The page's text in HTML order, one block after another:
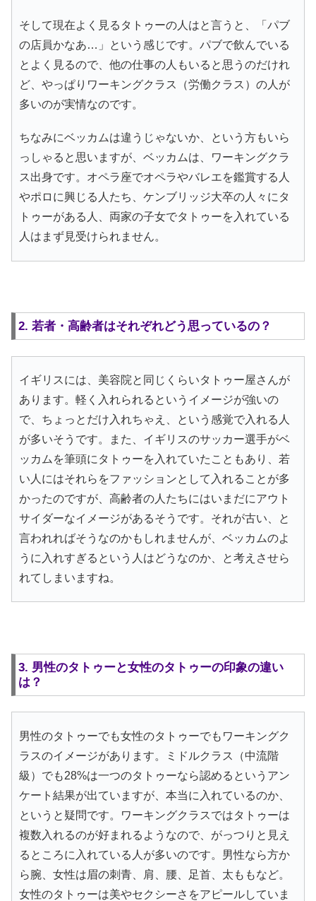
そして現在よく見るタトゥーの人はと言うと、「パブ
の店員かなあ…」という感じです。パブで飲んでいる
とよく見るので、他の仕事の人もいると思うのだけれ
ど、やっぱりワーキングクラス（労働クラス）の人が
多いのが実情なのです。
ちなみにベッカムは違うじゃないか、という方もいら
っしゃると思いますが、ベッカムは、ワーキングクラ
ス出身です。オペラ座でオペラやバレエを鑑賞する人
やポロに興じる人たち、ケンブリッジ大卒の人々にタ
トゥーがある人、両家の子女でタトゥーを入れている
人はまず見受けられません。
2. 若者・高齢者はそれぞれどう思っているの？
イギリスには、美容院と同じくらいタトゥー屋さんが
あります。軽く入れられるというイメージが強いの
で、ちょっとだけ入れちゃえ、という感覚で入れる人
が多いそうです。また、イギリスのサッカー選手がベ
ッカムを筆頭にタトゥーを入れていたこともあり、若
い人にはそれらをファッションとして入れることが多
かったのですが、高齢者の人たちにはいまだにアウト
サイダーなイメージがあるそうです。それが古い、と
言われればそうなのかもしれませんが、ベッカムのよ
うに入れすぎるという人はどうなのか、と考えさせら
れてしまいますね。
3. 男性のタトゥーと女性のタトゥーの印象の違い
は？
男性のタトゥーでも女性のタトゥーでもワーキングク
ラスのイメージがあります。ミドルクラス（中流階
級）でも28%は一つのタトゥーなら認めるというアン
ケート結果が出ていますが、本当に入れているのか、
というと疑問です。ワーキングクラスではタトゥーは
複数入れるのが好まれるようなので、がっつりと見え
るところに入れている人が多いのです。男性なら方か
ら腕、女性は眉の刺青、肩、腰、足首、太ももなど。
女性のタトゥーは美やセクシーさをアピールしていま